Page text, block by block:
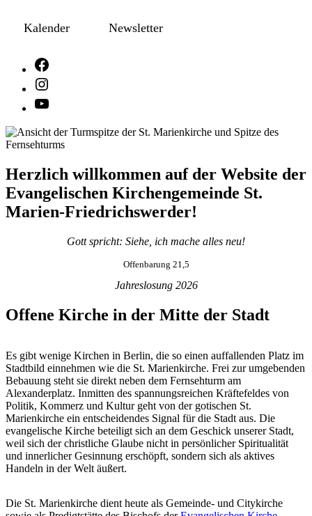
Kalender Newsletter
Herzlich willkommen auf der Website der
Evangelischen Kirchengemeinde St.
Marien-Friedrichswerder!
Gott spricht: Siehe, ich mache alles neu!
Offenbarung 21,5
Jahreslosung 2026
Offene Kirche in der Mitte der Stadt
Es gibt wenige Kirchen in Berlin, die so einen auffallenden Platz im
Stadtbild einnehmen wie die St. Marienkirche. Frei zur umgebenden
Bebauung steht sie direkt neben dem Fernsehturm am
Alexanderplatz. Inmitten des spannungsreichen Kräftefeldes von
Politik, Kommerz und Kultur geht von der gotischen St.
Marienkirche ein entscheidendes Signal für die Stadt aus. Die
evangelische Kirche beteiligt sich an dem Geschick unserer Stadt,
weil sich der christliche Glaube nicht in persönlicher Spiritualität
und innerlicher Gesinnung erschöpft, sondern sich als aktives
Handeln in der Welt äußert.
Die St. Marienkirche dient heute als Gemeinde- und Citykirche